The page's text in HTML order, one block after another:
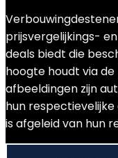
prijsvergelijkings-
deals biedt die
hoogte houdt via
afbeeldingen zijn
hun
is afgeleid van hun